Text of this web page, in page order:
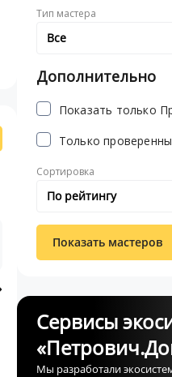
Тип мастера
Все
Дополнительно
Показать только
Только
Сортировка
По рейтингу
Показать мастеров
Сервисы
Мы разработали